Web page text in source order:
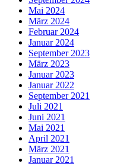
Mai 2024
März 2024
Februar 2024
Januar 2024
September 2023
März 2023
Januar 2023
Januar 2022
September 2021
Juli 2021
Juni 2021
Mai 2021
April 2021
März 2021
Januar 2021